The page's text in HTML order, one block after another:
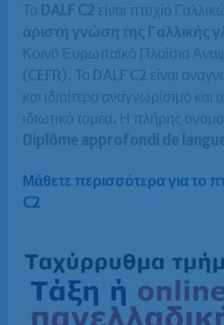
Το DALF C2 είναι πτυχίο
άριστη γνώση της Γαλλικής
Κοινό Ευρωπαϊκό Πλαίσιο
(CEFR). Το DALF C2 είναι
και ιδιαίτερα αναγνωρίσιμο
ιδιωτικό τομέα. Η πλήρης
Diplôme approfondi de
Μάθετε περισσότερα για το
C2